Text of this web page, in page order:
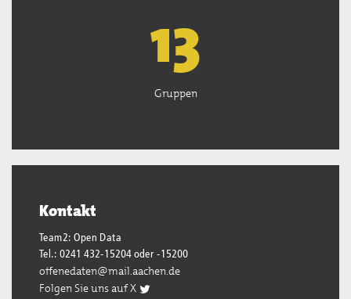
13
Gruppen
Kontakt
Team2: Open Data
Tel.: 0241 432-15204 oder -15200
offenedaten@mail.aachen.de
Folgen Sie uns auf X